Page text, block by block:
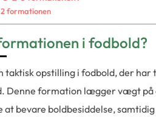
formationen
i fodbold?
taktisk opstilling i fodbold, der
Denne formation lægger vægt på
bevare boldbesiddelse,